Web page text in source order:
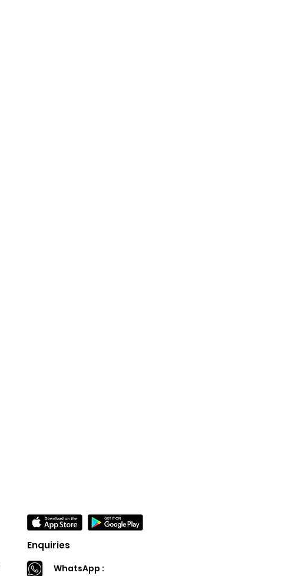
Enquiries
WhatsApp :